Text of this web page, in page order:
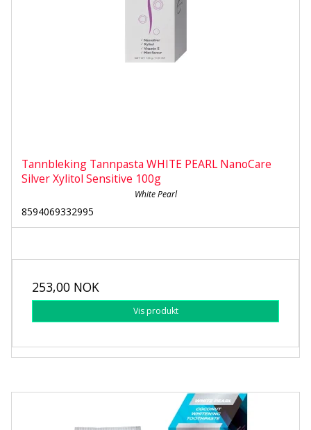
Tannbleking Tannpasta WHITE PEARL NanoCare
Silver Xylitol Sensitive 100g
White Pearl
8594069332995
253,00 NOK
Vis produkt